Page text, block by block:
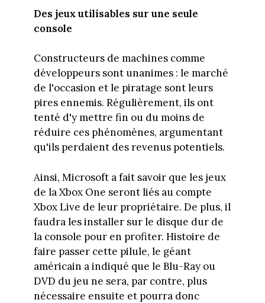
Des jeux utilisables sur une seule
console
Constructeurs de machines comme
développeurs sont unanimes : le marché
de l'occasion et le piratage sont leurs
pires ennemis. Régulièrement, ils ont
tenté d'y mettre fin ou du moins de
réduire ces phénomènes, argumentant
qu'ils perdaient des revenus potentiels.
Ainsi, Microsoft a fait savoir que les jeux
de la Xbox One seront liés au compte
Xbox Live de leur propriétaire. De plus, il
faudra les installer sur le disque dur de
la console pour en profiter. Histoire de
faire passer cette pilule, le géant
américain a indiqué que le Blu-Ray ou
DVD du jeu ne sera, par contre, plus
nécessaire ensuite et pourra donc